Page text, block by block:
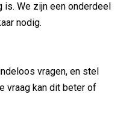
We zijn een onderdeel
nodig.
vragen, en stel
vraag kan dit beter of